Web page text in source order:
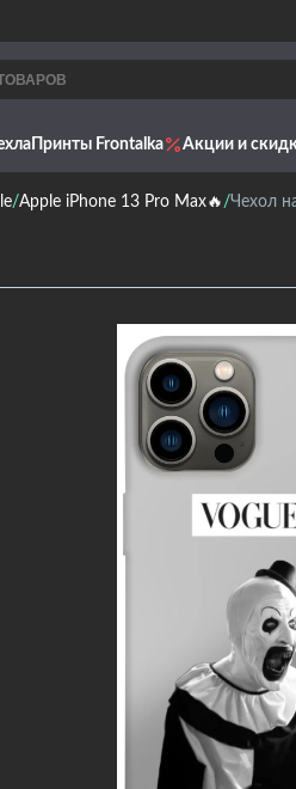
Принты Frontalka Акции и
Apple iPhone 13 Pro Max🔥 Чехол